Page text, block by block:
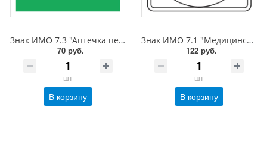
Знак ИМО 7.3 "Аптечка первой медицинской помощи", 150x150 мм, фотолюм, пленка
70 руб.
шт
В корзину
Знак ИМО 7.1 "Медицинская помощь", 200x200 мм, фотолюм, пленка
122 руб.
шт
В корзину